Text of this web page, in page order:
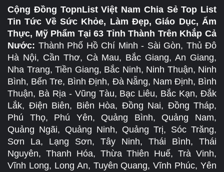
Cộng Đồng TopnList Việt Nam Chia Sẻ Top List
Tin Tức Về Sức Khỏe, Làm Đẹp, Giáo Dục, Ẩm
Thực, Mỹ Phẩm Tại 63 Tỉnh Thành Trên Khắp Cả
Nước: Thành Phố Hồ Chí Minh - Sài Gòn, Thủ Đô
Hà Nội, Cần Thơ, Cà Mau, Bắc Giang, An Giang,
Nha Trang, Tiền Giang, Bắc Ninh, Ninh Thuận, Ninh
Bình, Bến Tre, Bình Định, Đà Nẵng, Nam Định, Bình
Thuận, Bà Rịa - Vũng Tàu, Bạc Liêu, Bắc Kạn, Đắk
Lắk, Điện Biên, Biên Hòa, Đồng Nai, Đồng Tháp,
Phú Thọ, Phú Yên, Quảng Bình, Quảng Nam,
Quảng Ngãi, Quảng Ninh, Quảng Trị, Sóc Trăng,
Sơn La, Lạng Sơn, Tây Ninh, Thái Bình, Thái
Nguyên, Thanh Hóa, Thừa Thiên Huế, Trà Vinh,
Vĩnh Long, Long An, Tuyên Quang, Vĩnh Phúc, Yên